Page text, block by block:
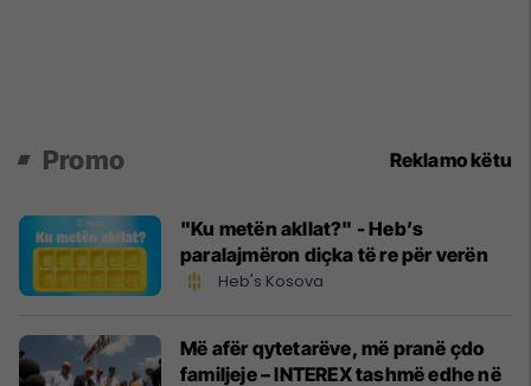
Promo Reklamo këtu
"Ku metën akllat?" - Heb’s
paralajmëron diçka të re për verën
Heb's Kosova
Më afër qytetarëve, më pranë çdo
familjeje – INTEREX tashmë edhe në